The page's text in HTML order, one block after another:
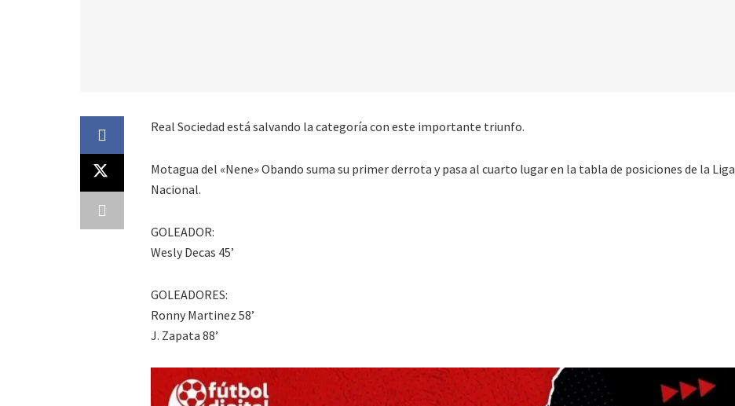
Real Sociedad está salvando la categoría con este importante triunfo.
Motagua del «Nene» Obando suma su primer derrota y pasa al cuarto lugar en la tabla de posiciones de la Liga
Nacional.
GOLEADOR:
Wesly Decas 45’
GOLEADORES:
Ronny Martinez 58’
J. Zapata 88’